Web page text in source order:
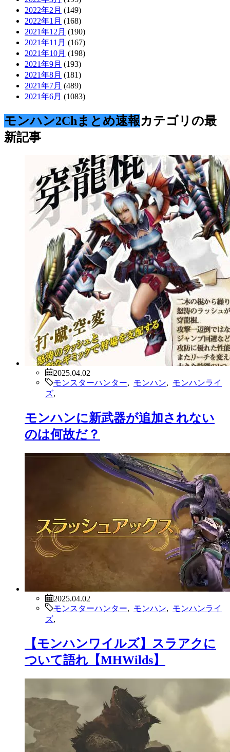
2022年2月 (149)
2022年1月 (168)
2021年12月 (190)
2021年11月 (167)
2021年10月 (198)
2021年9月 (193)
2021年8月 (181)
2021年7月 (489)
2021年6月 (1083)
モンハン2Chまとめ速報カテゴリの最
新記事
2025.04.02
モンスターハンター
モンハン
モンハンライ
ズ
モンハンに新武器が追加されない
のは何故だ？
2025.04.02
モンスターハンター
モンハン
モンハンライ
ズ
【モンハンワイルズ】スラアクに
ついて語れ【MHWilds】